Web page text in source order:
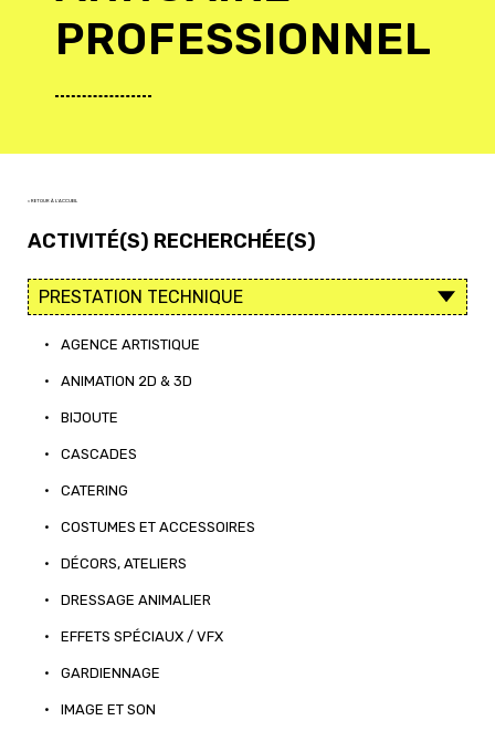
PROFESSIONNEL
< RETOUR À L'ACCUEIL
ACTIVITÉ(S) RECHERCHÉE(S)
• AGENCE ARTISTIQUE
• ANIMATION 2D & 3D
• BIJOUTE
• CASCADES
• CATERING
• COSTUMES ET ACCESSOIRES
• DÉCORS, ATELIERS
• DRESSAGE ANIMALIER
• EFFETS SPÉCIAUX / VFX
• GARDIENNAGE
• IMAGE ET SON